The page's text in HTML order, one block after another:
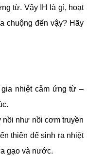
từ. Vậy IH là gì, hoạt
chuộng đến vậy? Hãy
gia nhiệt cảm ứng từ –
như nồi cơm truyền
thiên để sinh ra nhiệt
gạo và nước.